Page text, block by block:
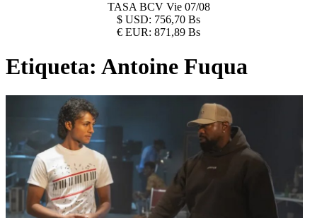
TASA BCV Vie 07/08
$ USD: 756,70 Bs
€ EUR: 871,89 Bs
Etiqueta: Antoine Fuqua